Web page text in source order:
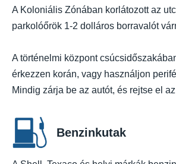
A Koloniális Zónában korlátozott az
parkolóőrök 1-2 dolláros borravalót
A történelmi központ
érkezzen korán, vagy használjon
Mindig zárja be az autót, és rejtse el
Benzinkutak